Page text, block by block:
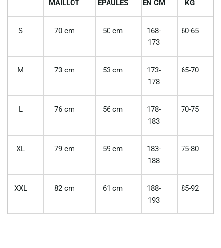
MAILLOT EPAULES EN CM KG
S 70 cm 50 cm
168-
173
60-65
M 73 cm 53 cm
173-
178
65-70
L 76 cm 56 cm
178-
183
70-75
XL 79 cm 59 cm
183-
188
75-80
XXL 82 cm 61 cm
188-
193
85-92